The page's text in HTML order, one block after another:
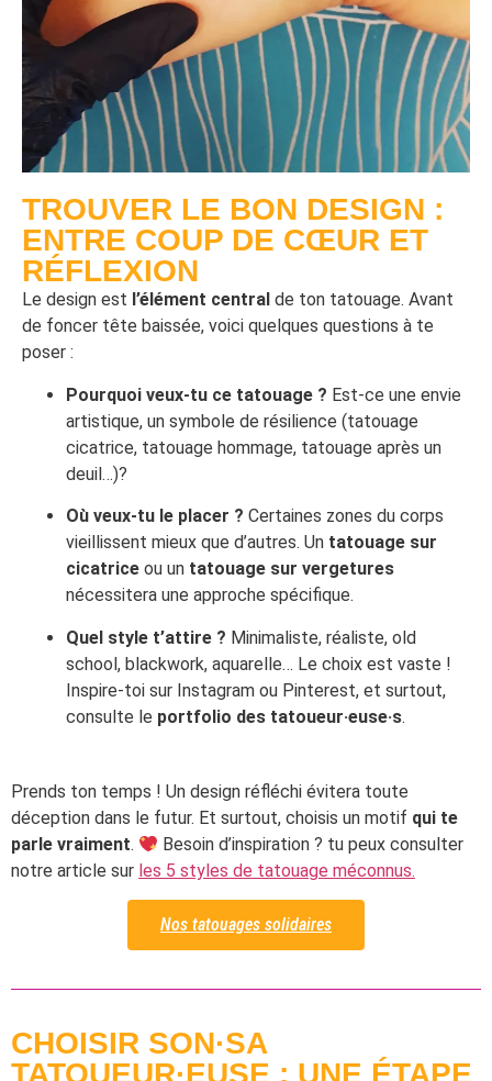
TROUVER LE BON DESIGN :
ENTRE COUP DE CŒUR ET
RÉFLEXION
Le design est l’élément central de ton tatouage. Avant
de foncer tête baissée, voici quelques questions à te
poser :
Pourquoi veux-tu ce tatouage ? Est-ce une envie
artistique, un symbole de résilience (tatouage
cicatrice, tatouage hommage, tatouage après un
deuil…)?
Où veux-tu le placer ? Certaines zones du corps
vieillissent mieux que d’autres. Un tatouage sur
cicatrice ou un tatouage sur vergetures
nécessitera une approche spécifique.
Quel style t’attire ? Minimaliste, réaliste, old
school, blackwork, aquarelle… Le choix est vaste !
Inspire-toi sur Instagram ou Pinterest, et surtout,
consulte le portfolio des tatoueur·euse·s.
Prends ton temps ! Un design réfléchi évitera toute
déception dans le futur. Et surtout, choisis un motif qui te
parle vraiment.
Besoin d’inspiration ? tu peux consulter
notre article sur les 5 styles de tatouage méconnus.
Nos tatouages solidaires
CHOISIR SON·SA